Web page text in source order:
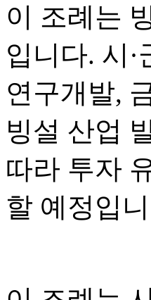
이 조례는
입니다. 시
연구개발,
빙설 산업
따라 투자
할 예정입